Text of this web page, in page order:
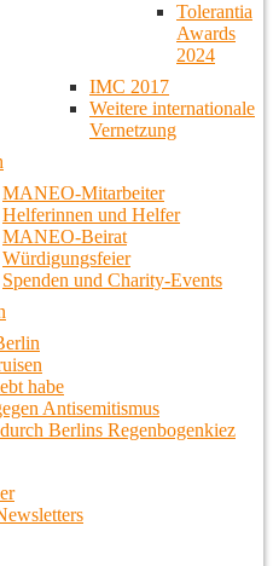
Tolerantia
Awards
2024
IMC 2017
Weitere internationale
Vernetzung
MANEO-Mitarbeiter
Helferinnen und Helfer
MANEO-Beirat
Würdigungsfeier
Spenden und Charity-Events
habe
Antisemitismus
Berlins Regenbogenkiez